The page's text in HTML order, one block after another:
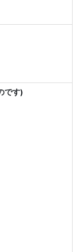
です)